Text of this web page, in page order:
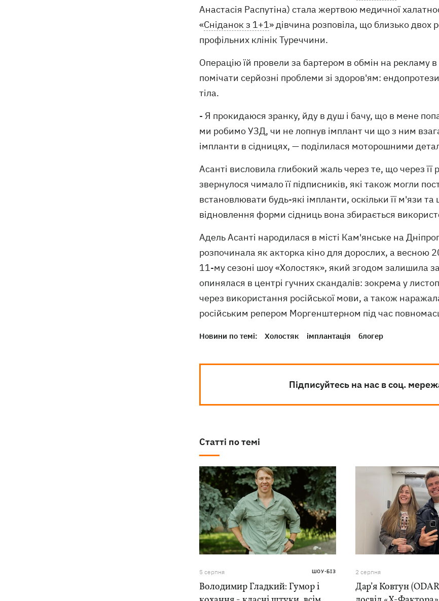
Анастасія Распутіна) стала жертвою медичної
«Сніданок з 1+1» дівчина розповіла, що близько двох
профільних клінік Туреччини.
Операцію їй провели за бартером в обмін на рекламу
помічати серйозні проблеми зі здоров'ям:
тіла.
- Я прокидаюся зранку, йду в душ і бачу, що в мене
ми робимо УЗД, чи не лопнув імплант чи що з ним
імпланти в сідницях, — поділилася моторошними
Асанті висловила глибокий жаль через те, що через її
звернулося чимало її підписників, які також могли
встановлювати будь-які імпланти, оскільки її м'язи
відновлення форми сідниць вона збирається
Адель Асанті народилася в місті Кам'янське на
розпочинала як акторка кіно для дорослих, а весною
11-му сезоні шоу «Холостяк», який згодом залишила
опинялася в центрі гучних скандалів: зокрема у
через використання російської мови, а також
російським репером Моргенштерном під час
Новини по темі: Холостяк імплантація блогер
Підписуйтесь на нас в соц.
Статті по темі
5 серпня ШОУ-БІЗ
Володимир Гладкий: Гумор і
2 серпня
Дар’я Ковтун